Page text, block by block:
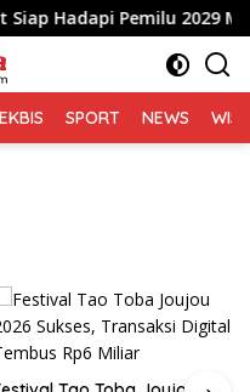
Pemilu 2029
EKBIS SPORT NEWS